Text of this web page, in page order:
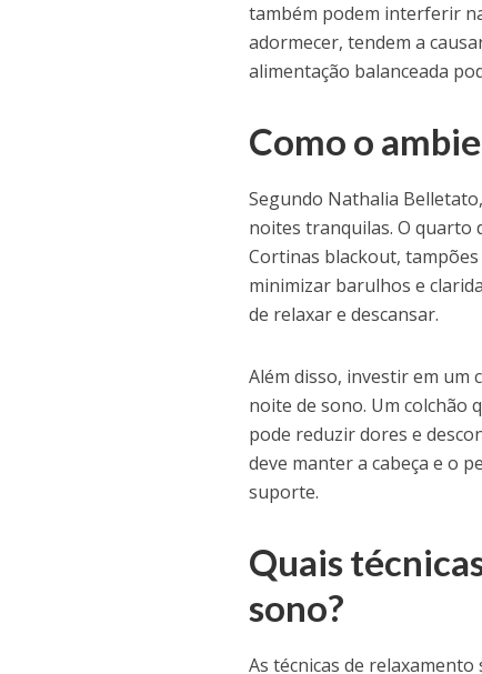
também podem interferir
adormecer, tendem a
alimentação balanceada
Como o
Segundo Nathalia
noites tranquilas. O quarto
Cortinas blackout,
minimizar barulhos e
de relaxar e descansar.
Além disso, investir em um
noite de sono. Um colchão
pode reduzir dores e
deve manter a cabeça e o
suporte.
Quais
sono?
As técnicas de